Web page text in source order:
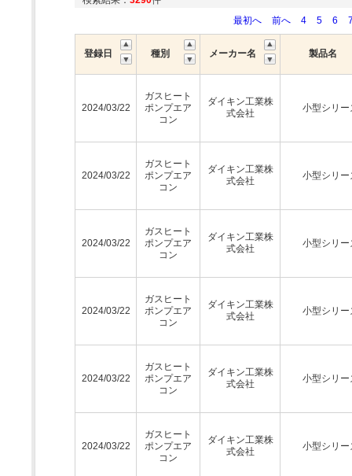
最初へ
前へ 4 5 6
登録日 種別 メーカー名 製品名
2024/03/22
ガスヒート
ポンプエア
コン
ダイキン工業株
式会社
小型シリー
2024/03/22
ガスヒート
ポンプエア
コン
ダイキン工業株
式会社
小型シリー
2024/03/22
ガスヒート
ポンプエア
コン
ダイキン工業株
式会社
小型シリー
2024/03/22
ガスヒート
ポンプエア
コン
ダイキン工業株
式会社
小型シリー
2024/03/22
ガスヒート
ポンプエア
コン
ダイキン工業株
式会社
小型シリー
2024/03/22
ガスヒート
ポンプエア
コン
ダイキン工業株
式会社
小型シリー